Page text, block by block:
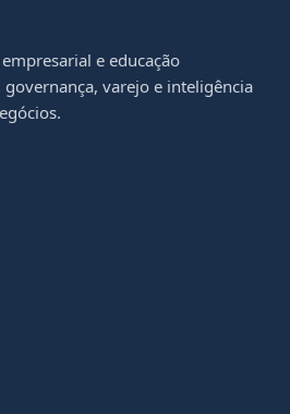
e educação
varejo e inteligência